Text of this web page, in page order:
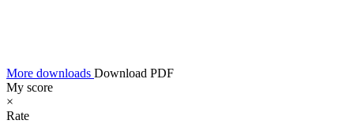
More downloads Download PDF
My score
×
Rate